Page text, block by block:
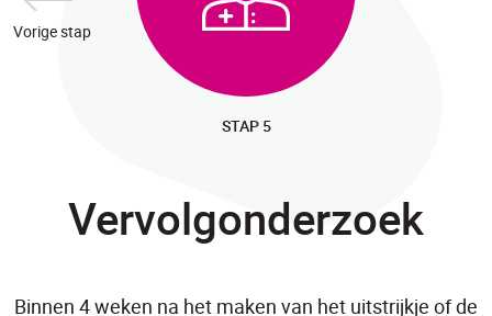
Vorige stap
STAP 5
Vervolgonderzoek
Binnen 4 weken na het maken van het uitstrijkje of de